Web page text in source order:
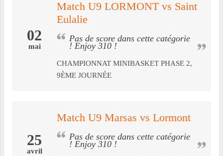
02
mai
Match U9 LORMONT vs Saint
Eulalie
Pas de score dans cette catégorie
! Enjoy 310 !
CHAMPIONNAT MINIBASKET PHASE 2,
9ÈME JOURNÉE
25
avril
Match U9 Marsas vs Lormont
Pas de score dans cette catégorie
! Enjoy 310 !